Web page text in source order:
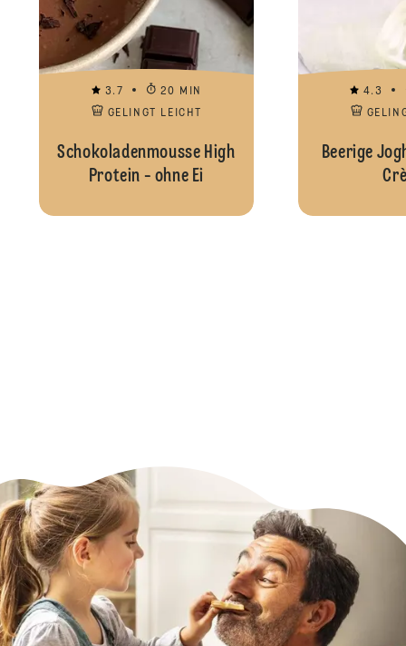
3.7
20 MIN
GELINGT LEICHT
Schokoladenmousse High
Protein - ohne Ei
4.3
Beerige